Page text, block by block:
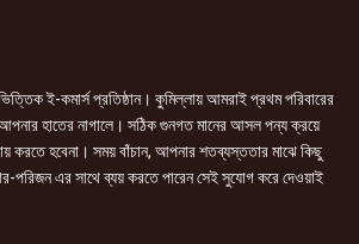
ই-কমার্স প্রতিষ্ঠান। কুমিল্লায় আমরাই প্রথম পরিবারের
আপনার হাতের নাগালে। সঠিক গুনগত মানের আসল পন্য ক্রয়ে
করতে হবেনা। সময় বাঁচান, আপনার শতব্যস্ততার মাঝে কিছু
পরিজন এর সাথে ব্যয় করতে পারেন সেই সুযোগ করে দেওয়াই